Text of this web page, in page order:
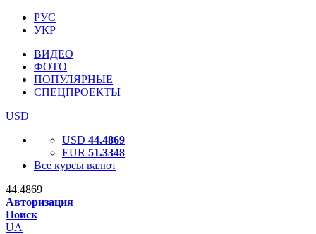
РУС
УКР
ВИДЕО
ФОТО
ПОПУЛЯРНЫЕ
СПЕЦПРОЕКТЫ
USD
USD 44.4869
EUR 51.3348
Все курсы валют
44.4869
Авторизация
Поиск
UA